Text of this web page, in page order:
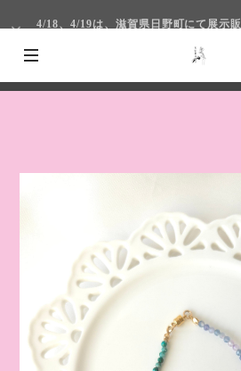
4/18、4/19は、滋賀県日野町にて展示